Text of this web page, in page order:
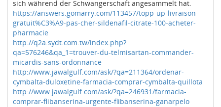
sich während der Schwangerschaft angesammelt hat.
https://answers.gomarry.com/113457/topp-up-livraison-
gratuit%C3%A9-pas-cher-sildenafil-citrate-100-acheter-
pharmacie
http://q2a.sydt.com.tw/index.php?
qa=576246&qa_1=trouver-du-telmisartan-commander-
micardis-sans-ordonnance
http://www.jawalgulf.com/ask/?qa=211364/ordenar-
cymbalta-duloxetine-farmacia-comprar-cymbalta-quillota
http://www.jawalgulf.com/ask/?qa=246931/farmacia-
comprar-flibanserina-urgente-flibanserina-ganarpelo